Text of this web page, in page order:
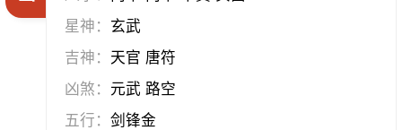
星神： 玄武
吉神： 天官 唐符
凶煞： 元武 路空
五行：剑锋金